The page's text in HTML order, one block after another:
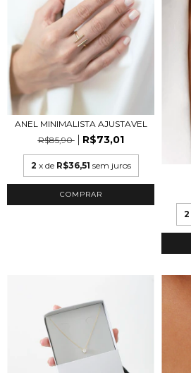
ANEL MINIMALISTA AJUSTAVEL
R$85,90
R$73,01
2 x de R$36,51 sem juros
COMPRAR
2